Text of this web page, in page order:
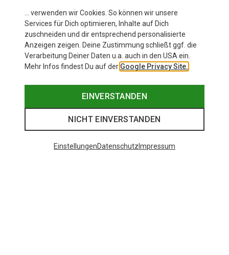
Scarpa
Herren Rush 2 GTX Schuhe
189,95 €
… verwenden wir Cookies. So können wir unsere
Services für Dich optimieren, Inhalte auf Dich
zuschneiden und dir entsprechend personalisierte
Anzeigen zeigen. Deine Zustimmung schließt ggf. die
Verarbeitung Deiner Daten u.a. auch in den USA ein.
Mehr Infos findest Du auf der Google Privacy Site.
EINVERSTANDEN
NICHT EINVERSTANDEN
EinstellungenDatenschutz Impressum